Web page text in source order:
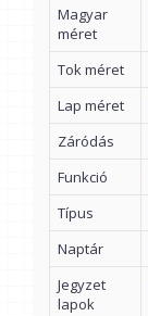
Magyar
méret
Tok méret
Lap méret
Záródás
Funkció
Típus
Naptár
Jegyzet
lapok